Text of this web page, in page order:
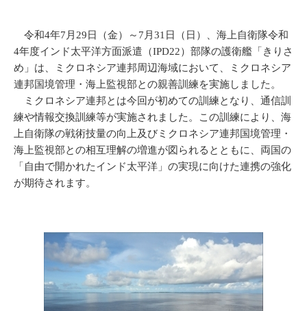
令和4年7月29日（金）～7月31日（日）、海上自衛隊令和
4年度インド太平洋方面派遣（IPD22）部隊の護衛艦「きりさ
め」は、ミクロネシア連邦周辺海域において、ミクロネシア
連邦国境管理・海上監視部との親善訓練を実施しました。
ミクロネシア連邦とは今回が初めての訓練となり、通信訓
練や情報交換訓練等が実施されました。この訓練により、海
上自衛隊の戦術技量の向上及びミクロネシア連邦国境管理・
海上監視部との相互理解の増進が図られるとともに、両国の
「自由で開かれたインド太平洋」の実現に向けた連携の強化
が期待されます。